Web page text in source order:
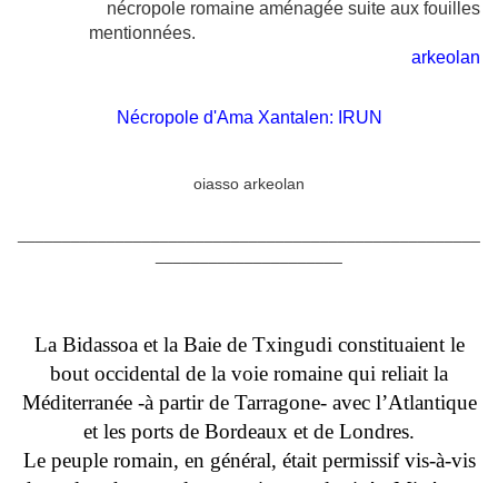
nécropole romaine aménagée suite aux fouilles
mentionnées.
arkeolan
Nécropole d'Ama Xantalen: IRUN
oiasso arkeolan
La Bidassoa et la Baie de Txingudi constituaient le
bout occidental de la voie romaine qui reliait la
Méditerranée -à partir de Tarragone- avec l’Atlantique
et les ports de Bordeaux et de Londres.
Le peuple romain, en général, était permissif vis-à-vis